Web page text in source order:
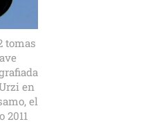
tomas
en
el
2011